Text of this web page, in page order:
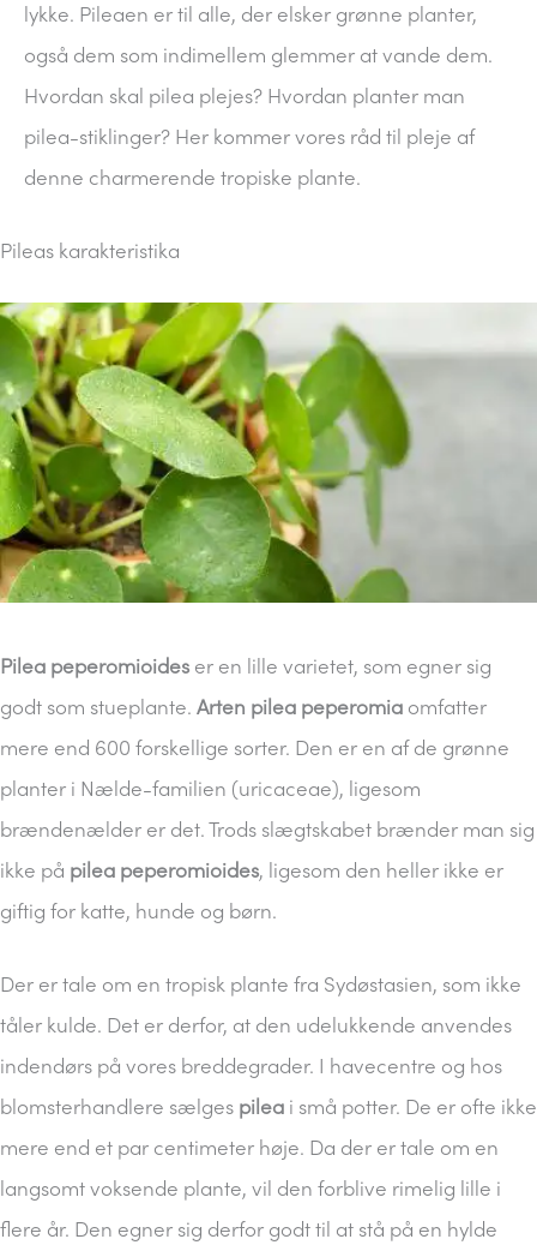
lykke. Pileaen er til alle, der elsker grønne planter,
også dem som indimellem glemmer at vande dem.
Hvordan skal pilea plejes? Hvordan planter man
pilea-stiklinger? Her kommer vores råd til pleje af
denne charmerende tropiske plante.
Pileas karakteristika
Pilea peperomioides er en lille varietet, som egner sig
godt som stueplante. Arten pilea peperomia omfatter
mere end 600 forskellige sorter. Den er en af de grønne
planter i Nælde-familien (uricaceae), ligesom
brændenælder er det. Trods slægtskabet brænder man sig
ikke på pilea peperomioides, ligesom den heller ikke er
giftig for katte, hunde og børn.
Der er tale om en tropisk plante fra Sydøstasien, som ikke
tåler kulde. Det er derfor, at den udelukkende anvendes
indendørs på vores breddegrader. I havecentre og hos
blomsterhandlere sælges pilea i små potter. De er ofte ikke
mere end et par centimeter høje. Da der er tale om en
langsomt voksende plante, vil den forblive rimelig lille i
flere år. Den egner sig derfor godt til at stå på en hylde